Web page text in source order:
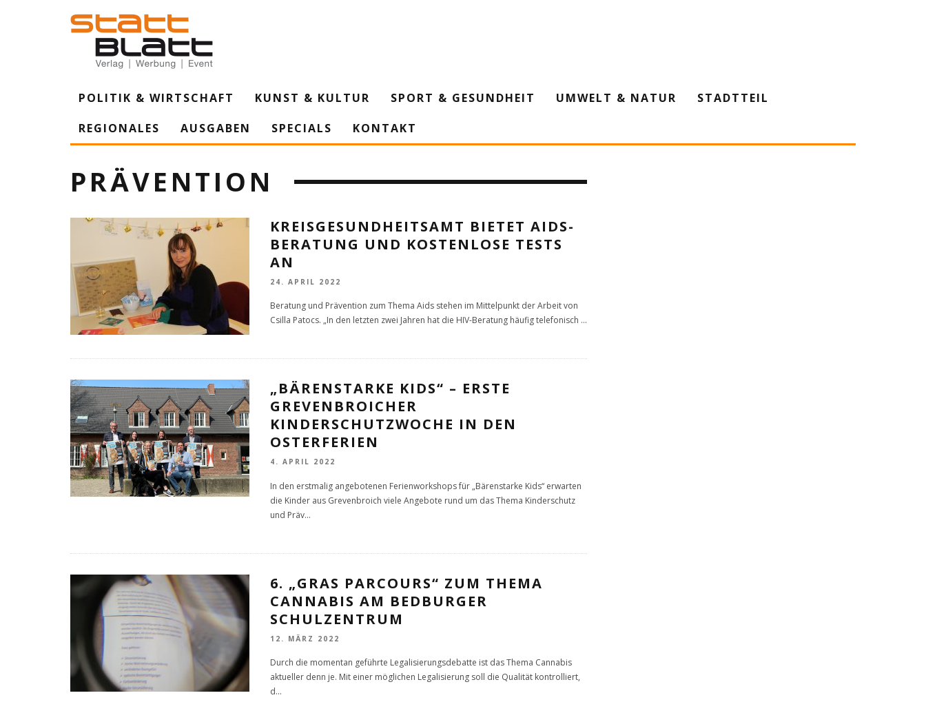
POLITIK & WIRTSCHAFT KUNST & KULTUR SPORT & GESUNDHEIT UMWELT & NATUR
STADTTEIL
REGIONALES
AUSGABEN SPECIALS KONTAKT
PRÄVENTION
KREISGESUNDHEITSAMT BIETET AIDS-
BERATUNG UND KOSTENLOSE TESTS
AN
24. APRIL 2022
Beratung und Prävention zum Thema Aids stehen im Mittelpunkt der Arbeit von
Csilla Patocs. „In den letzten zwei Jahren hat die HIV-Beratung häufig telefonisch ...
„BÄRENSTARKE KIDS“ – ERSTE
GREVENBROICHER
KINDERSCHUTZWOCHE IN DEN
OSTERFERIEN
4. APRIL 2022
In den erstmalig angebotenen Ferienworkshops für „Bärenstarke Kids“ erwarten
die Kinder aus Grevenbroich viele Angebote rund um das Thema Kinderschutz
und Präv...
6. „GRAS PARCOURS“ ZUM THEMA
CANNABIS AM BEDBURGER
SCHULZENTRUM
12. MÄRZ 2022
Durch die momentan geführte Legalisierungsdebatte ist das Thema Cannabis
aktueller denn je. Mit einer möglichen Legalisierung soll die Qualität kontrolliert,
d...